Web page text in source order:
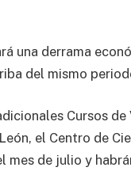
una derrama
del mismo
Cursos de
el Centro de
mes de julio y